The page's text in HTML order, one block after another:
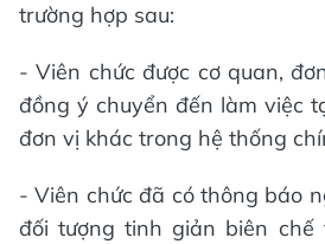
trường hợp sau:
- Viên chức được cơ quan,
đồng ý chuyển đến làm việc
đơn vị khác trong hệ thống
- Viên chức đã có thông báo
đối tượng tinh giản biên chế